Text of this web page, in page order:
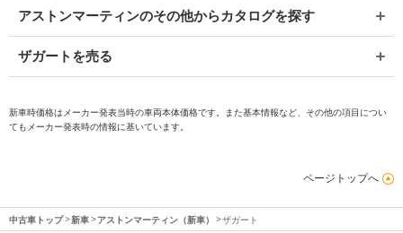
アストンマーティンのその他からカタログを探す
ザガートを売る
新車時価格はメーカー発表当時の車両本体価格です。また基本情報など、その他の項目につい
てもメーカー発表時の情報に基いています。
ページトップへ
中古車トップ 新車 アストンマーティン（新車） ザガート